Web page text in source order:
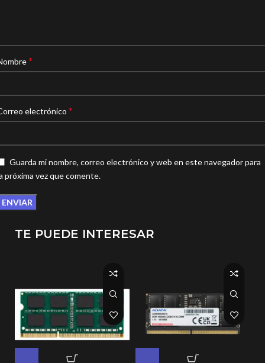
*
electrónico *
Guarda mi nombre, correo electrónico y web en este navegador para
próxima vez que comente.
TE PUEDE INTERESAR